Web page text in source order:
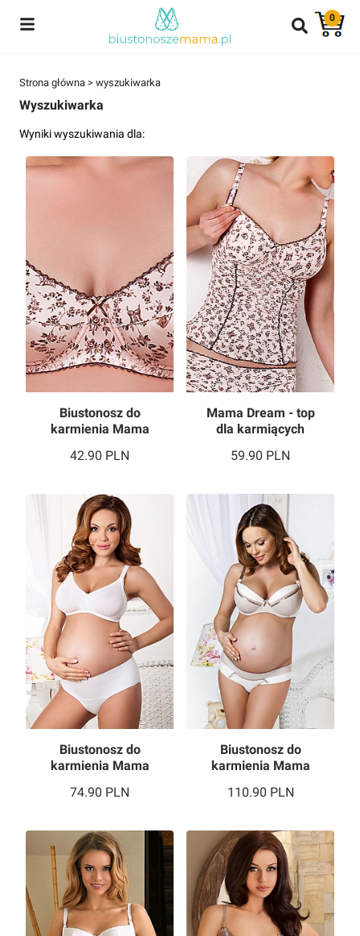
0
Strona główna > wyszukiwarka
Wyszukiwarka
Wyniki wyszukiwania dla:
Biustonosz do
karmienia Mama
42.90 PLN
Mama Dream - top
dla karmiących
59.90 PLN
Biustonosz do
karmienia Mama
74.90 PLN
Biustonosz do
karmienia Mama
110.90 PLN